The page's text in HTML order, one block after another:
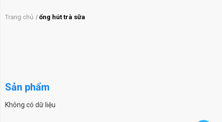
Trang chủ ống hút trà sữa
Sản phẩm
Không có dữ liệu